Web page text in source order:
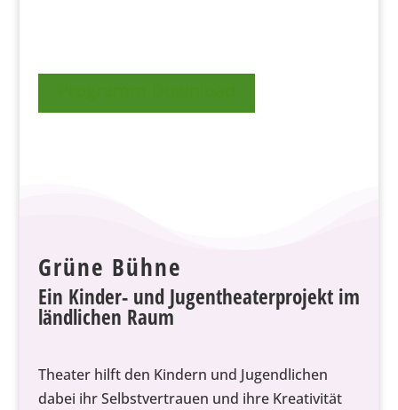
Grüne Bühne
Ein Kinder- und Jugentheaterprojekt im
ländlichen Raum
Theater hilft den Kindern und Jugendlichen
dabei ihr Selbstvertrauen und ihre Kreativität